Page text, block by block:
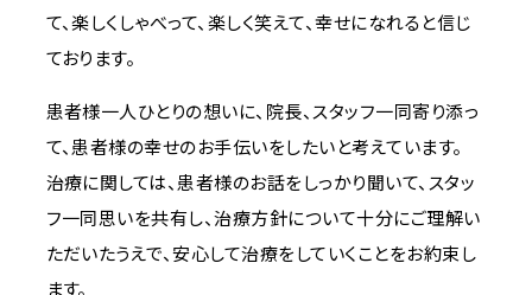
て、楽しくしゃべって、楽しく笑えて、幸せになれると信じ
ております。
患者様一人ひとりの想いに、院長、スタッフ一同寄り添っ
て、患者様の幸せのお手伝いをしたいと考えています。
治療に関しては、患者様のお話をしっかり聞いて、スタッ
フ一同思いを共有し、治療方針について十分にご理解い
ただいたうえで、安心して治療をしていくことをお約束し
ます。